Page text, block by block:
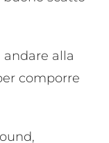
alla
comporre